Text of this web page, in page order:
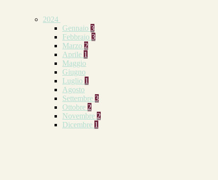
2024
Gennaio 3
Febbraio 3
Marzo 2
Aprile 1
Maggio
Giugno
Luglio 1
Agosto
Settembre 3
Ottobre 2
Novembre 2
Dicembre 1